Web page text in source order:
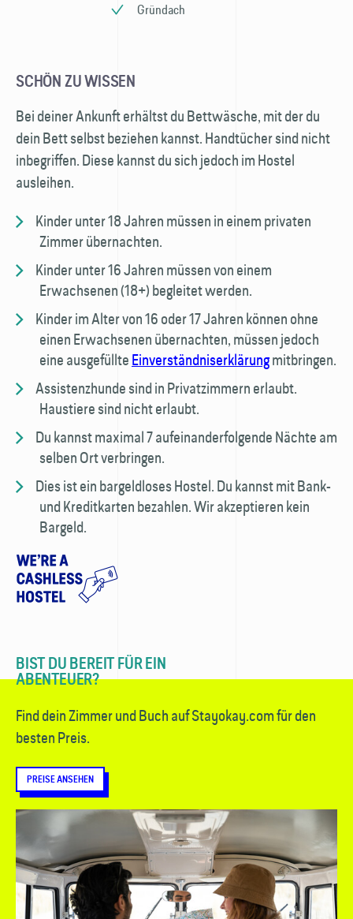
Gründach
SCHÖN ZU WISSEN
Bei deiner Ankunft erhältst du Bettwäsche, mit der du
dein Bett selbst beziehen kannst. Hand­tücher sind nicht
inbegriffen. Diese kannst du sich jedoch im Hostel
ausleihen.
Kinder unter 18 Jahren müssen in einem privaten
Zimmer übernachten.
Kinder unter 16 Jahren müssen von einem
Erwachsenen (18+) begleitet werden.
Kinder im Alter von 16 oder 17 Jahren können ohne
einen Erwachsenen über­nachten, müssen jedoch
eine ausgefüllteEinverständnis­erklärungmitbringen.
Assistenzhunde sind in Privatzimmern erlaubt.
Haustiere sind nicht erlaubt.
Du kannst maximal 7 aufeinanderfolgende Nächte am
selben Ort verbringen.
Dies ist ein bargeldloses Hostel. Du kannst mit Bank-
und Kredit­karten bezahlen. Wir akzeptieren kein
Bargeld.
BIST DU BEREIT FÜR EIN
ABENTEUER?
Find dein Zimmer und Buch auf Stayokay.com für den
besten Preis.
PREISE ANSEHEN